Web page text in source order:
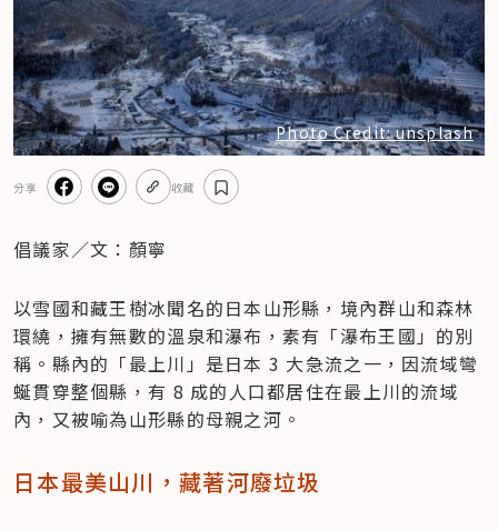
Photo Credit: unsplash
分享 收藏
倡議家／文：顏寧
以雪國和藏王樹冰聞名的日本山形縣，境內群山和森林
環繞，擁有無數的溫泉和瀑布，素有「瀑布王國」的別
稱。縣內的「最上川」是日本 3 大急流之一，因流域彎
蜒貫穿整個縣，有 8 成的人口都居住在最上川的流域
內，又被喻為山形縣的母親之河。
日本最美山川，藏著河廢垃圾